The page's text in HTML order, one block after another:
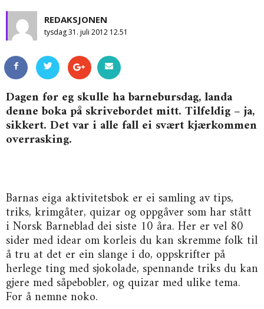
REDAKSJONEN
tysdag 31. juli 2012 12.51
Dagen før eg skulle ha barnebursdag, landa
denne boka på skrivebordet mitt. Tilfeldig – ja,
sikkert. Det var i alle fall ei svært kjærkommen
overrasking.
Barnas eiga aktivitetsbok er ei samling av tips,
triks, krimgåter, quizar og oppgåver som har stått
i Norsk Barneblad dei siste 10 åra. Her er vel 80
sider med idear om korleis du kan skremme folk til
å tru at det er ein slange i do, oppskrifter på
herlege ting med sjokolade, spennande triks du kan
gjere med såpebobler, og quizar med ulike tema.
For å nemne noko.